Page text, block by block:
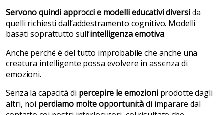
Servono quindi approcci e modelli educativi diversida
quelli richiesti dall’addestramento cognitivo. Modelli
basati soprattutto sull’intelligenza emotiva.
Anche perché è del tutto improbabile che anche una
creatura intelligente possa evolvere in assenza di
emozioni.
Senza la capacità di percepire le emozioni prodotte dagli
altri, noi perdiamo molte opportunitàdi imparare dal